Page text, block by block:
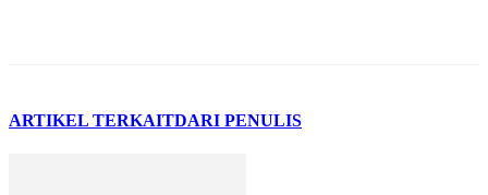
ARTIKEL TERKAITDARI PENULIS